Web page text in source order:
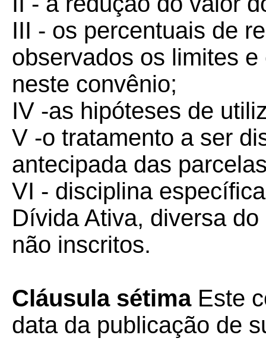
III - os percentuais de
observados os limites
neste convênio;
IV -as hipóteses de
V -o tratamento a ser
antecipada das
VI - disciplina
Dívida Ativa, diversa
não inscritos.
Cláusula sétima Este
data da publicação de